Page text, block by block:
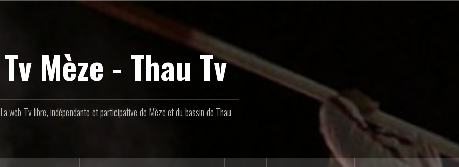
Tv Mèze - Thau Tv
La web Tv libre, indépendante et participative de Mèze et du bassin de Thau